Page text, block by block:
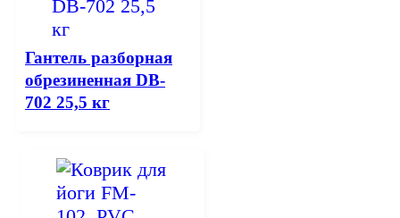
Гантель разборная
обрезиненная DB-
702 25,5 кг